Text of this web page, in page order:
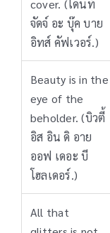
cover. (โดนท์
จัดจ์ อะ บุ๊ค บาย
อิทส์ คัฟเวอร์.)
Beauty is in the
eye of the
beholder. (บิวตี้
อิส อิน ดิ อาย
ออฟ เดอะ บี
โฮลเดอร์.)
All that